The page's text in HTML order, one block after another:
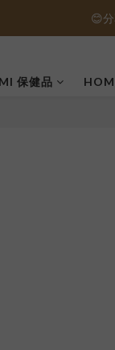
保
😊
保
保健品